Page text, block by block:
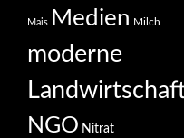
Mais Medien Milch
moderne
NGO Nitrat